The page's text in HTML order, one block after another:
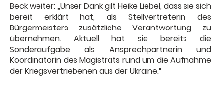
Beck weiter: „Unser Dank gilt Heike Liebel, dass sie sich
bereit erklärt hat, als Stellvertreterin des
Bürgermeisters zusätzliche Verantwortung zu
übernehmen. Aktuell hat sie bereits die
Sonderaufgabe als Ansprechpartnerin und
Koordinatorin des Magistrats rund um die Aufnahme
der Kriegsvertriebenen aus der Ukraine.“